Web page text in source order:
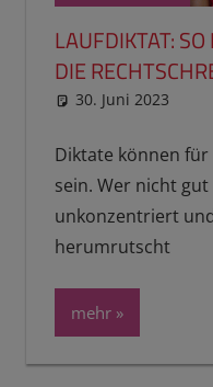
LAUFDIKTAT:
DIE
30. Juni 2023
Diktate können
sein. Wer nicht
unkonzentriert
herumrutscht
mehr